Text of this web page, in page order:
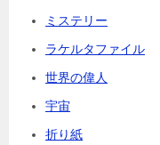
ミステリー
ラケルタファイル
世界の偉人
宇宙
折り紙